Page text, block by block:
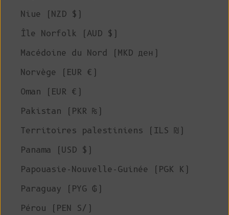
Niue (NZD $)
Île Norfolk (AUD $)
Macédoine du Nord (MKD ден)
Norvège (EUR €)
Oman (EUR €)
Pakistan (PKR ₨)
Territoires palestiniens (ILS ₪)
Panama (USD $)
Papouasie-Nouvelle-Guinée (PGK K)
Paraguay (PYG ₲)
Pérou (PEN S/)